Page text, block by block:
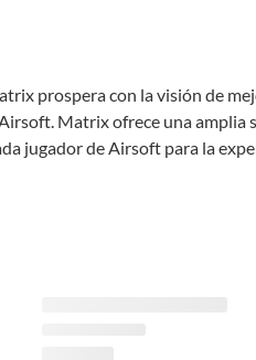
prospera con la visión de
Matrix ofrece una
jugador de Airsoft para la